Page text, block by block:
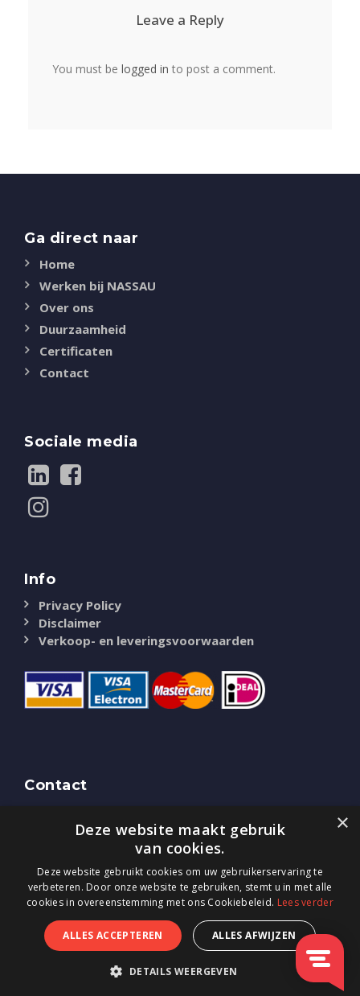
Leave a Reply
You must be logged in to post a comment.
Ga direct naar
Home
Werken bij NASSAU
Over ons
Duurzaamheid
Certificaten
Contact
Sociale media
Info
Privacy Policy
Disclaimer
Verkoop- en leveringsvoorwaarden
Contact
Bredaseweg 51
4844 CK Terheijden (NB)
Tel.
0800-0225405
E-mail:info@nassaudoor.nl
Copyright Nassau Door, All Rights Reserved | NASSAU
×
Deze website maakt gebruik
van cookies.
Deze website gebruikt cookies om uw gebruikerservaring te
verbeteren. Door onze website te gebruiken, stemt u in met alle
cookies in overeenstemming met ons Cookiebeleid. Lees verder
ALLES ACCEPTEREN ALLES AFWIJZEN
DETAILS WEERGEVEN